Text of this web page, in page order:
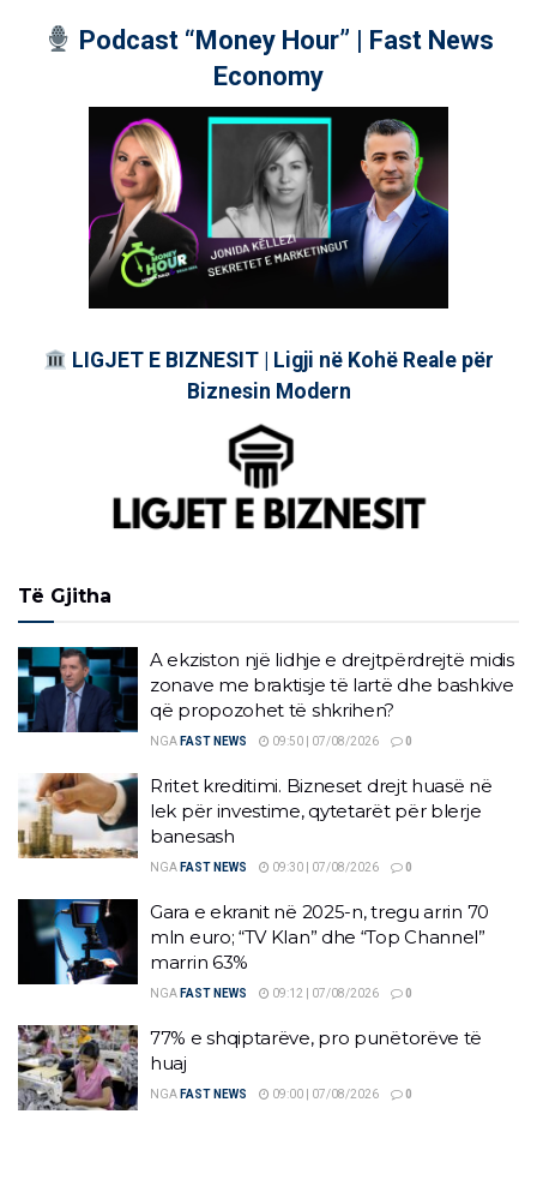
Podcast “Money Hour” | Fast News
Economy
LIGJET E BIZNESIT | Ligji në Kohë Reale për
Biznesin Modern
Të Gjitha
A ekziston një lidhje e drejtpërdrejtë midis
zonave me braktisje të lartë dhe bashkive
që propozohet të shkrihen?
NGA FAST NEWS 09:50 | 07/08/2026 0
Rritet kreditimi. Bizneset drejt huasë në
lek për investime, qytetarët për blerje
banesash
NGA FAST NEWS 09:30 | 07/08/2026 0
Gara e ekranit në 2025-n, tregu arrin 70
mln euro; “TV Klan” dhe “Top Channel”
marrin 63%
NGA FAST NEWS 09:12 | 07/08/2026 0
77% e shqiptarëve, pro punëtorëve të
huaj
NGA FAST NEWS 09:00 | 07/08/2026 0